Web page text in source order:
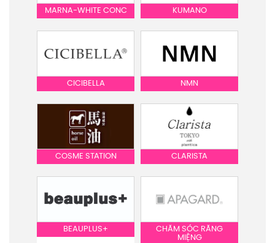
MARNA-WHITE CONC KUMANO
CICIBELLA NMN
COSME STATION CLARISTA
BEAUPLUS+
CHĂM SÓC RĂNG
MIỆNG